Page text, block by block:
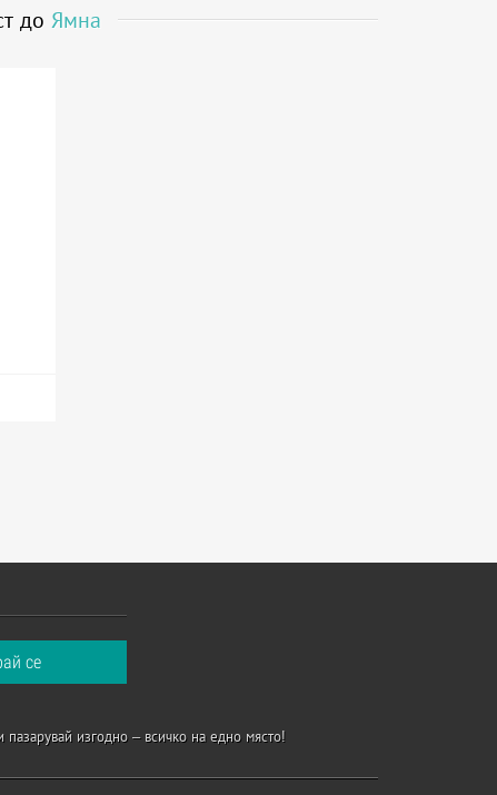
до Ямна
изгодно – всичко на едно място!